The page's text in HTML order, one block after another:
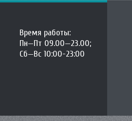
Время работы:
Пн—Пт 09.00—23.00;
Сб—Вс 10:00-23:00